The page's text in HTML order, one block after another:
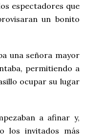
espectadores que
un bonito
una señora mayor
permitiendo a
ocupar su lugar
a afinar y,
los invitados más